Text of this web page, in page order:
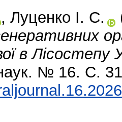
, Луценко І. С.
в Лісостепу
№ 16. С.